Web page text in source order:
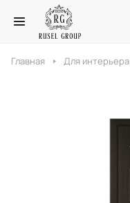
Главная Для интерьера